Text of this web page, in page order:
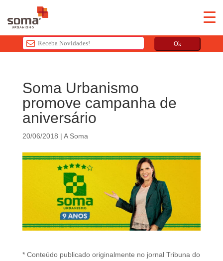
Ok
i
s
f
i
e
d
d
Soma Urbanismo
promove campanha de
aniversário
20/06/2018 | A Soma
* Conteúdo publicado originalmente no jornal Tribuna do